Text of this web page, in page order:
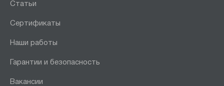
Статьи
Сертификаты
Наши работы
Гарантии и безопасность
Вакансии